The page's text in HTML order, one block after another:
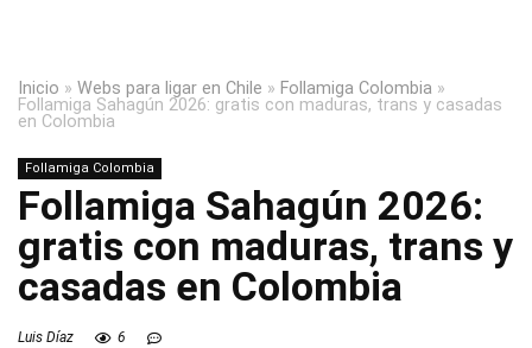
Inicio » Webs para ligar en Chile » Follamiga Colombia »
Follamiga Sahagún 2026: gratis con maduras, trans y casadas
en Colombia
Follamiga Colombia
Follamiga Sahagún 2026:
gratis con maduras, trans y
casadas en Colombia
Luis Díaz 6